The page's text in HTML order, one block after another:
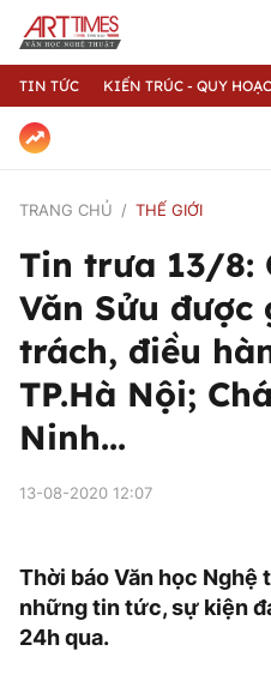
TIN TỨC KIẾN TRÚC - QUY
TRANG CHỦ THẾ GIỚI
Tin trưa 13/8:
Văn Sửu được
trách, điều
TP.Hà Nội;
Ninh...
13-08-2020 12:07
Thời báo Văn học Nghệ
những tin tức, sự kiện
24h qua.